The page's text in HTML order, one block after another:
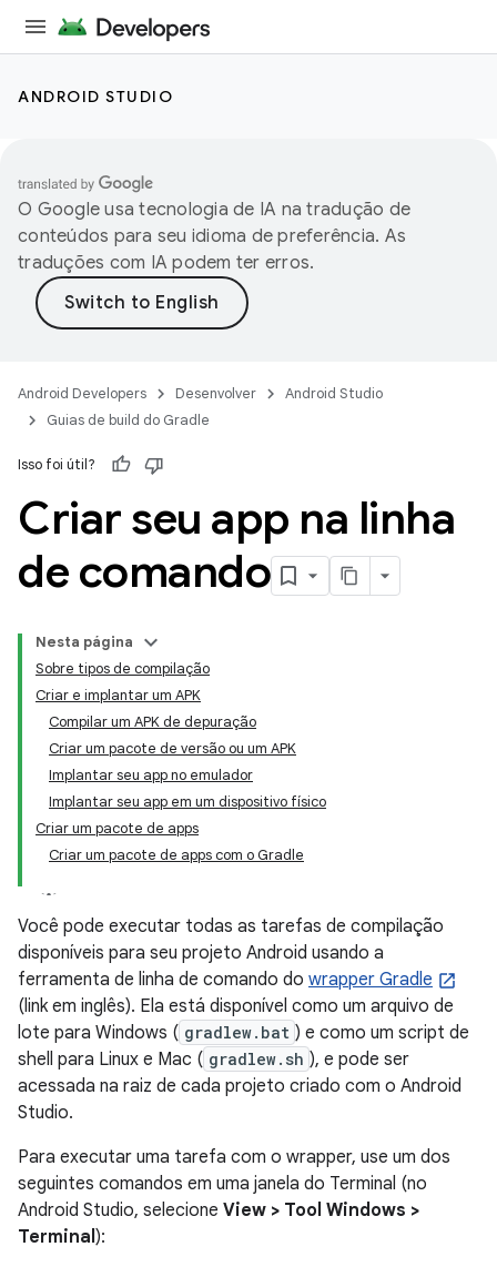
ANDROID STUDIO
O Google usa tecnologia de IA na tradução de
conteúdos para seu idioma de preferência. As
traduções com IA podem ter erros.
Android Developers Desenvolver
Android Studio
Guias de build do Gradle
Isso foi útil?
Criar seu app na linha
de comando
Nesta página
Sobre tipos de compilação
Criar e implantar um APK
Compilar um APK de depuração
Criar um pacote de versão ou um APK
Implantar seu app no emulador
Implantar seu app em um dispositivo físico
Criar um pacote de apps
Criar um pacote de apps com o Gradle
Você pode executar todas as tarefas de compilação
disponíveis para seu projeto Android usando a
ferramenta de linha de comando do wrapper Gradle
(link em inglês). Ela está disponível como um arquivo de
lote para Windows ( gradlew.bat ) e como um script de
shell para Linux e Mac ( gradlew.sh ), e pode ser
acessada na raiz de cada projeto criado com o Android
Studio.
Para executar uma tarefa com o wrapper, use um dos
seguintes comandos em uma janela do Terminal (no
Android Studio, selecione View > Tool Windows >
Terminal):